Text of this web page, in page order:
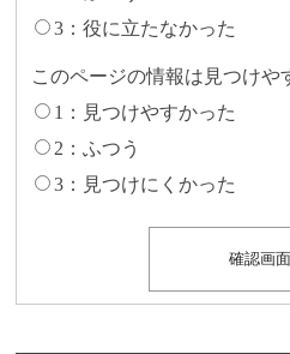
3：役に立たなかった
このページの情報は見つけや
1：見つけやすかった
2：ふつう
3：見つけにくかった